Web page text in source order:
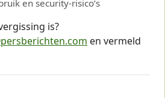
en security-risico’s
is?
en vermeld